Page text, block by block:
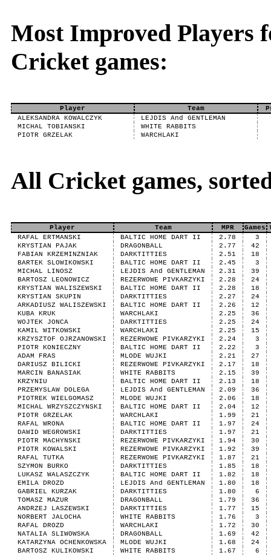
Most Improved Players
Cricket games:
Player Team
ALEKSANDRA KOWALCZYK
LEJDIS And GENTLEMAN
MICHAL TOBIANSKI
WHITE RABBITS
PIOTR GRZELAK
WARCHLAKI
All Cricket games,
Player Team MPR Games
RAFAL ERTMANSKI
BALTIC HOME DART II 2.78
3
KRYSTIAN PAJAK
DRAGONBALL 2.77
42
FABIAN KRZEMINZNIAK
DARKTITTIES 2.51
18
BARTEK SLOWIKOWSKI
BALTIC HOME DART II 2.45
3
MICHAL LINOSZ
LEJDIS And GENTLEMAN 2.31
39
BARTOSZ LEONOWICZ
REZERWOWE PIVKARZYKI 2.28
24
KRYSTIAN WALISZEWSKI
BALTIC HOME DART II 2.28
18
KRYSTIAN SKUPIN
DARKTITTIES 2.27
24
ARKADIUSZ WALISZEWSKI
BALTIC HOME DART II 2.26
12
KUBA KRUK
WARCHLAKI 2.25
36
WOJTEK JONCA
DARKTITTIES 2.25
24
KAMIL WITKOWSKI
WARCHLAKI 2.25
15
KRZYSZTOF OJRZANOWSKI
REZERWOWE PIVKARZYKI 2.24
3
PIOTR KONIECZNY
BALTIC HOME DART II 2.22
3
ADAM FRAS
MLODE WUJKI 2.21
27
DARIUSZ BILICKI
REZERWOWE PIVKARZYKI 2.17
18
MARCIN BANASIAK
WHITE RABBITS 2.15
39
KRZYNIU
BALTIC HOME DART II 2.13
18
PRZEMYSLAW DOLEGA
LEJDIS And GENTLEMAN 2.09
36
PIOTREK WIELGOMASZ
MLODE WUJKI 2.06
18
MICHAL WRZYSZCZYNSKI
BALTIC HOME DART II 2.04
12
PIOTR GRZELAK
WARCHLAKI 1.99
21
RAFAL WRONA
BALTIC HOME DART II 1.97
24
DAWID WEGROWSKI
DARKTITTIES 1.97
21
PIOTR MACHYNSKI
REZERWOWE PIVKARZYKI 1.94
30
PIOTR KOWALSKI
REZERWOWE PIVKARZYKI 1.92
39
RAFAL TUTKA
REZERWOWE PIVKARZYKI 1.87
21
SZYMON BURKO
DARKTITTIES 1.85
18
LUKASZ WALASZCZYK
BALTIC HOME DART II 1.82
18
EMILA DROZD
LEJDIS And GENTLEMAN 1.80
18
GABRIEL KURZAK
DARKTITTIES 1.80
6
TOMASZ MAZUR
DRAGONBALL 1.79
36
ANDRZEJ LASZEWSKI
DARKTITTIES 1.77
15
NORBERT JALOCHA
WHITE RABBITS 1.76
3
RAFAL DROZD
WARCHLAKI 1.72
30
NATALIA SLIWOWSKA
DRAGONBALL 1.69
42
KATARZYNA OCHENKOWSKA
MLODE WUJKI 1.68
24
BARTOSZ KULIKOWSKI
WHITE RABBITS 1.67
6